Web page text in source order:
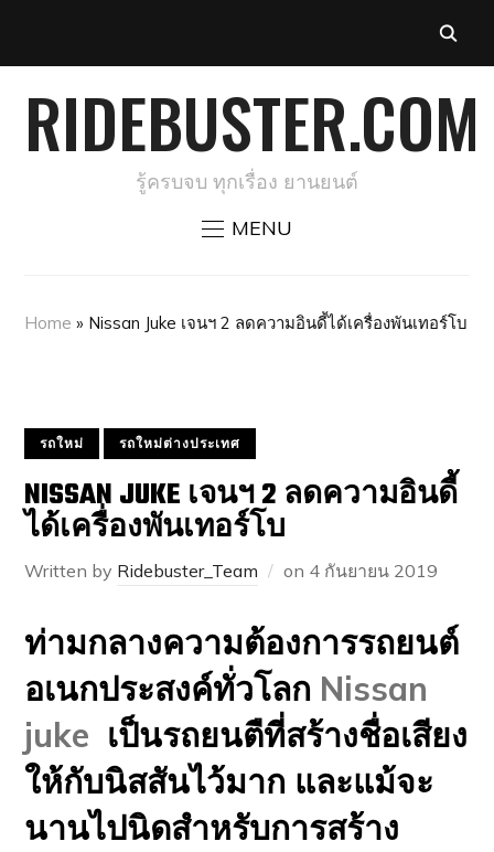
RIDEBUSTER.COM
รู้ครบจบ ทุกเรื่อง ยานยนต์
MENU
Home » Nissan Juke เจนฯ 2 ลดความอินดี้ได้เครื่องพันเทอร์โบ
รถใหม่ รถใหม่ต่างประเทศ
NISSAN JUKE เจนฯ 2 ลดความอินดี้
ได้เครื่องพันเทอร์โบ
Written by Ridebuster_Team on 4 กันยายน 2019
ท่ามกลางความต้องการรถยนต์
อเนกประสงค์ทั่วโลก Nissan
juke เป็นรถยนตืที่สร้างชื่อเสียง
ให้กับนิสสันไว้มาก และแม้จะ
นานไปนิดสำหรับการสร้าง